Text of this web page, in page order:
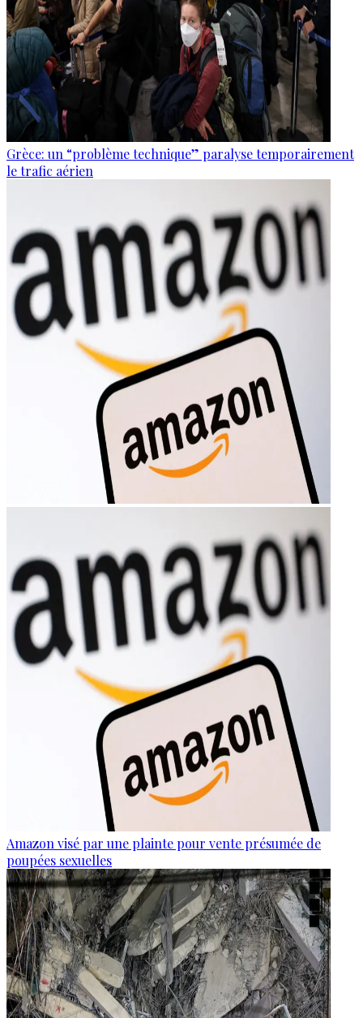
Grèce: un “problème technique” paralyse temporairement
le trafic aérien
Amazon visé par une plainte pour vente présumée de
poupées sexuelles